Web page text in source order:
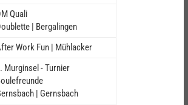
Quali
| Bergalingen
Work Fun | Mühlacker
Murginsel - Turnier
| Gernsbach